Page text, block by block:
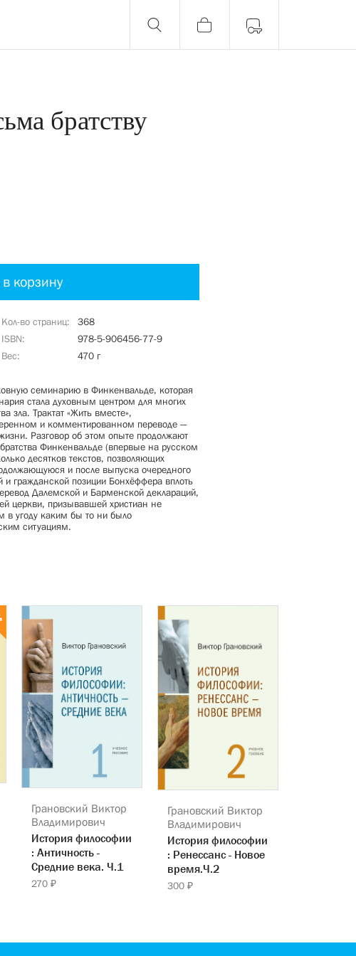
братству
корзину
Кол-во страниц
368
ISBN
978-5-906456-77-9
Вес 470 г
семинарию в Финкенвальде, которая
стала духовным центром для многих
зла. Трактат «Жить вместе»,
и комментированном переводе —
Разговор об этом опыте продолжают
Финкенвальде (впервые на русском
десятков текстов, позволяющих
и после выпуска очередного
и гражданской позиции Бонхёффера вплоть
Далемской и Барменской деклараций,
церкви, призывавшей христиан не
в угоду каким бы то ни было
ситуациям.
Грановский Виктор
Владимирович
История философии
: Античность -
Средние века. Ч.1
270 ₽
Грановский Виктор
Владимирович
История философии
: Ренессанс - Новое
время.Ч.2
300 ₽